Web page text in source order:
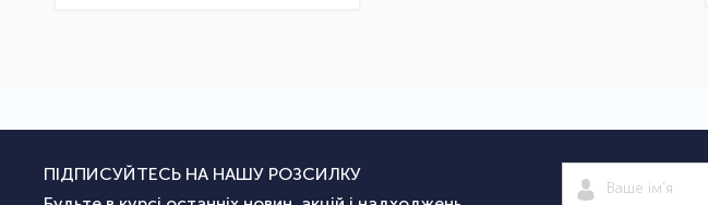
ПІДПИСУЙТЕСЬ НА НАШУ РОЗСИЛКУ